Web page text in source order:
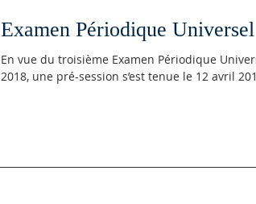
Examen Périodique Universel
En vue du troisième Examen Périodique
2018, une pré-session s’est tenue le 12 avril